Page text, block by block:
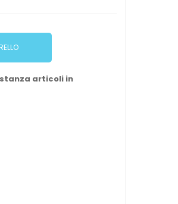
articoli in